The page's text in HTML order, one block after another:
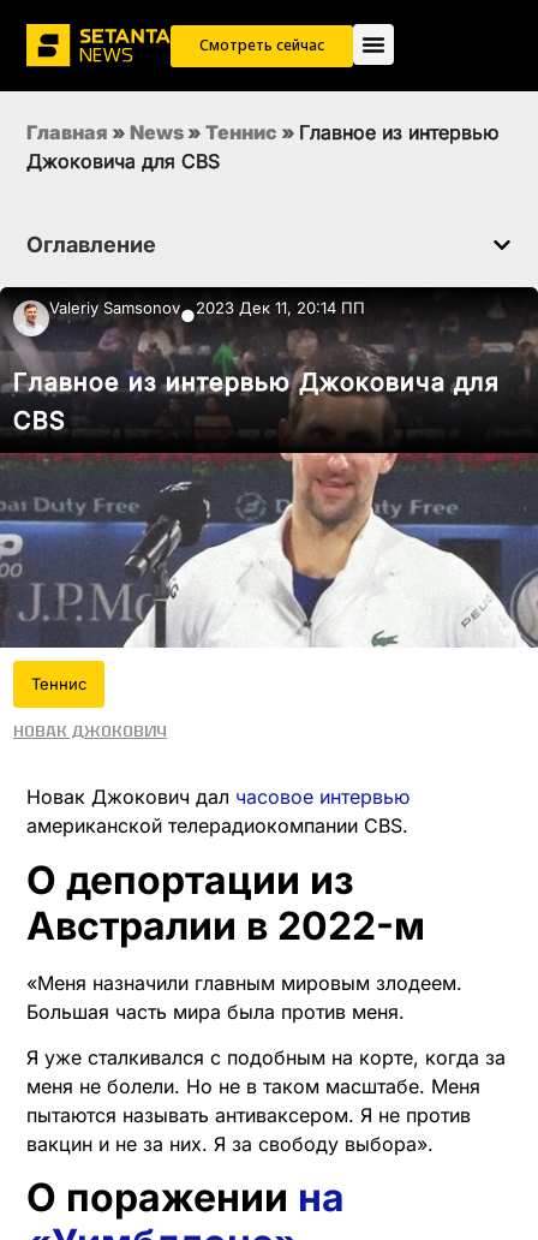
Смотреть сейчас
Главная » News » Теннис » Главное из интервью
Джоковича для CBS
Оглавление
Valeriy Samsonov●2023 Дек 11, 20:14 ПП
Главное из интервью Джоковича для
CBS
Теннис
Новак Джокович
Новак Джокович дал часовое интервью
американской телерадиокомпании CBS.
О депортации из
Австралии в 2022-м
«Меня назначили главным мировым злодеем.
Большая часть мира была против меня.
Я уже сталкивался с подобным на корте, когда за
меня не болели. Но не в таком масштабе. Меня
пытаются называть антиваксером. Я не против
вакцин и не за них. Я за свободу выбора».
О поражении на